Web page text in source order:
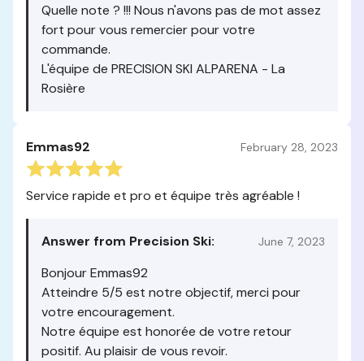
Quelle note ? !!! Nous n'avons pas de mot assez
fort pour vous remercier pour votre
commande.
L'équipe de PRECISION SKI ALPARENA - La
Rosière
Emmas92 February 28, 2023
Service rapide et pro et équipe très agréable !
Answer from Precision Ski: June 7, 2023
Bonjour Emmas92
Atteindre 5/5 est notre objectif, merci pour
votre encouragement.
Notre équipe est honorée de votre retour
positif. Au plaisir de vous revoir.